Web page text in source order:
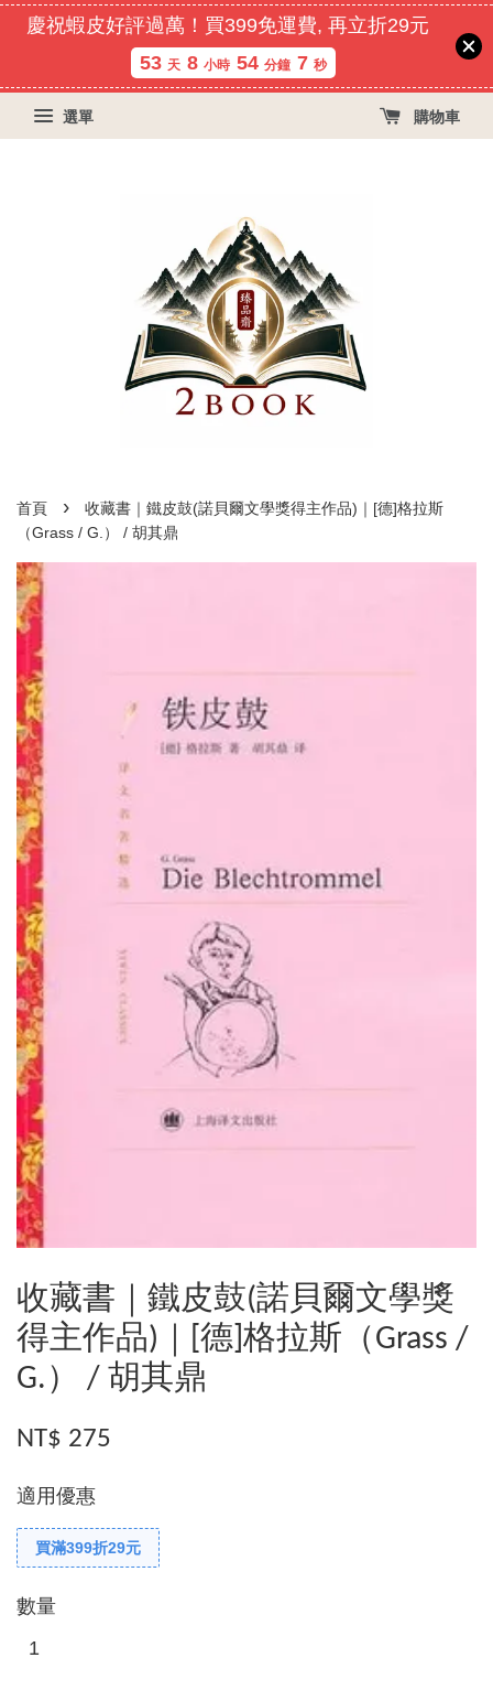
慶祝蝦皮好評過萬！買399免運費, 再立折29元
53 天 8 小時 54 分鐘 7 秒
選單 購物車
首頁 ›
收藏書｜鐵皮鼓(諾貝爾文學獎得主作品)｜[德]格拉斯
（Grass / G.） / 胡其鼎
收藏書｜鐵皮鼓(諾貝爾文學獎
得主作品)｜[德]格拉斯（Grass /
G.） / 胡其鼎
NT$ 275
適用優惠
買滿399折29元
數量